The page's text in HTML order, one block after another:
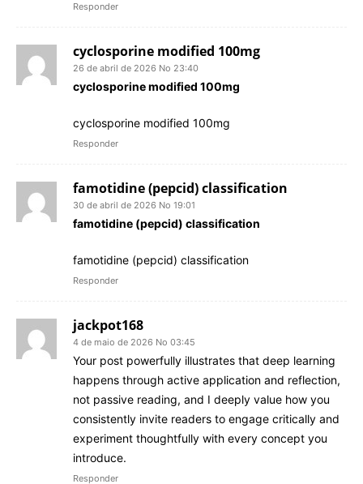
Responder
cyclosporine modified 100mg
26 de abril de 2026 No 23:40
cyclosporine modified 100mg
cyclosporine modified 100mg
Responder
famotidine (pepcid) classification
30 de abril de 2026 No 19:01
famotidine (pepcid) classification
famotidine (pepcid) classification
Responder
jackpot168
4 de maio de 2026 No 03:45
Your post powerfully illustrates that deep learning
happens through active application and reflection,
not passive reading, and I deeply value how you
consistently invite readers to engage critically and
experiment thoughtfully with every concept you
introduce.
Responder